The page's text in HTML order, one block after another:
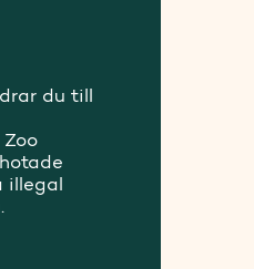
du till
illegal